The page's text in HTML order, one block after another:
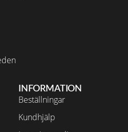
INFORMATION
Beställningar
Kundhjälp